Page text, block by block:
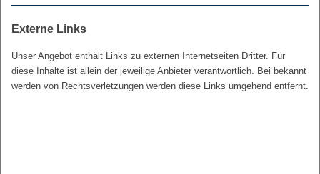
Externe Links
Unser Angebot enthält Links zu externen Internetseiten Dritter. Für
diese Inhalte ist allein der jeweilige Anbieter verantwortlich. Bei bekannt
werden von Rechtsverletzungen werden diese Links umgehend entfernt.